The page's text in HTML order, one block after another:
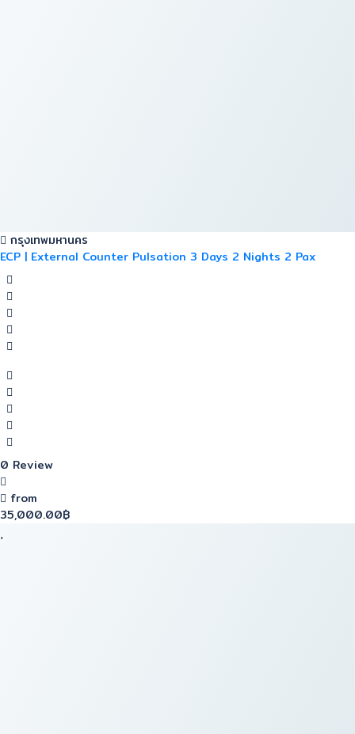
กรุงเทพมหานคร
ECP | External Counter Pulsation 3 Days 2 Nights 2 Pax
0 Review
from
35,000.00฿